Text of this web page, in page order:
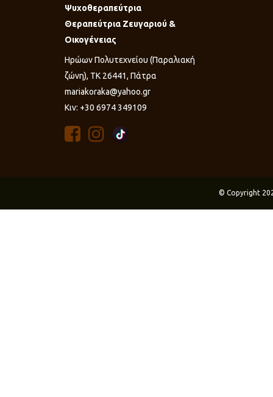
Ψυχοθεραπεύτρια
Θεραπεύτρια Ζευγαριού &
Οικογένειας
Ηρώων Πολυτεχνείου (Παραλιακή
ζώνη), ΤΚ 26441, Πάτρα
mariakoraka@yahoo.gr
Κιν: +30 6974 349109
© Copyright